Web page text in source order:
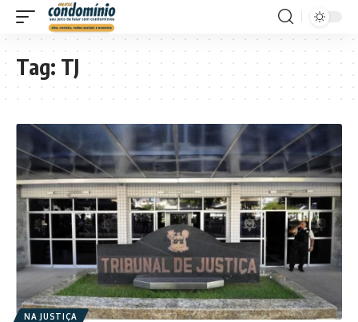
Tag: TJ
NA JUSTIÇA